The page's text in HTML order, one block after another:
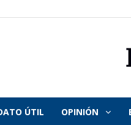
ÚTIL OPINIÓN